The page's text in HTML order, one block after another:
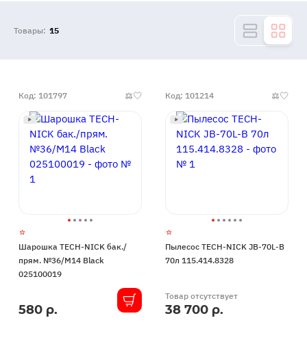
Товары: 15
Код: 101797
Шарошка TECH-NICK бак./
прям. №36/М14 Black
025100019
В
580 р.
Код: 101214
Пылесос TECH-NICK JB-70L-B
70л 115.414.8328
Товар отсутствует
38 700 р.